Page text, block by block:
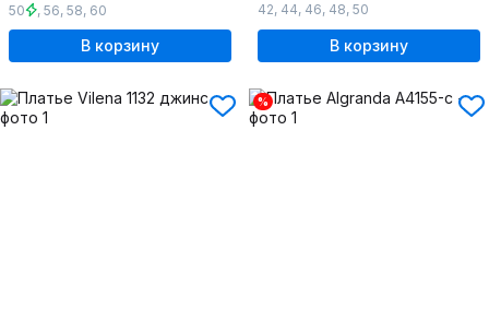
50 , 56, 58, 60
В корзину
42, 44, 46, 48, 50
В корзину
%